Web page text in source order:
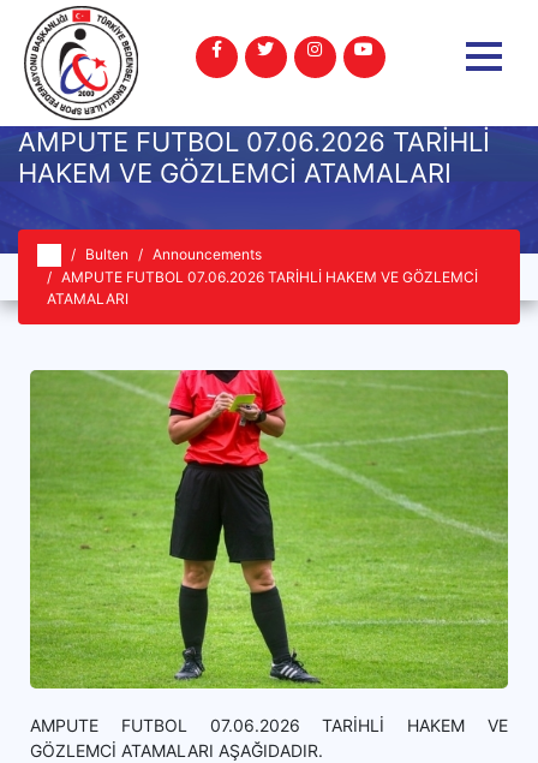
AMPUTE FUTBOL 07.06.2026 TARİHLİ
HAKEM VE GÖZLEMCİ ATAMALARI
Bulten
Announcements
AMPUTE FUTBOL 07.06.2026 TARİHLİ HAKEM VE GÖZLEMCİ
ATAMALARI
AMPUTE FUTBOL 07.06.2026 TARİHLİ HAKEM VE
GÖZLEMCİ ATAMALARI AŞAĞIDADIR.